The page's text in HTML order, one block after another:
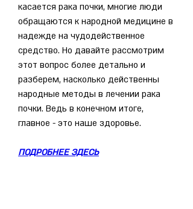
касается рака почки, многие люди
обращаются к народной медицине в
надежде на чудодейственное
средство. Но давайте рассмотрим
этот вопрос более детально и
разберем, насколько действенны
народные методы в лечении рака
почки. Ведь в конечном итоге,
главное - это наше здоровье.
ПОДРОБНЕЕ ЗДЕСЬ